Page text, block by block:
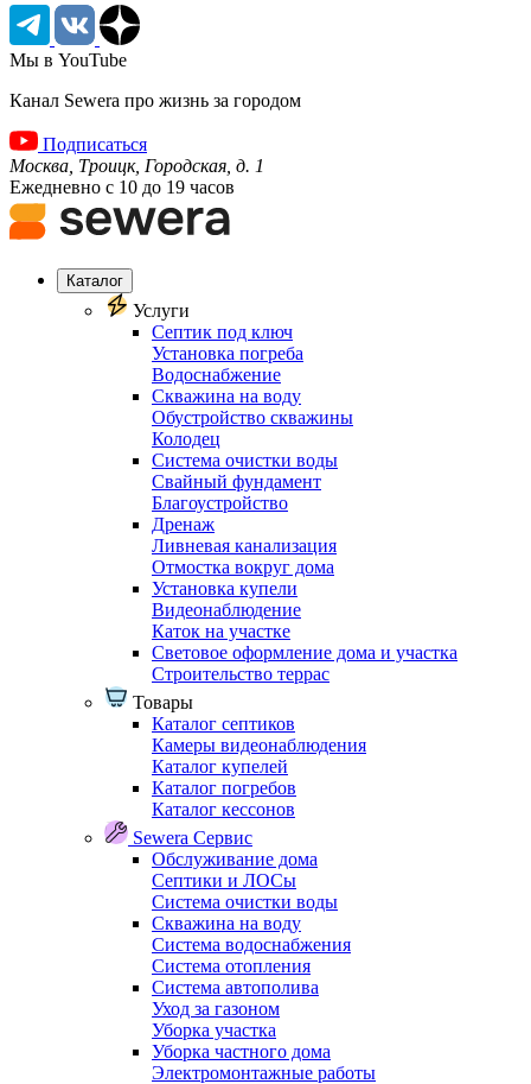
Мы в YouTube
Канал Sewera про жизнь за городом
Подписаться
Москва, Троицк, Городская, д. 1
Ежедневно с 10 до 19 часов
Каталог
Услуги
Септик под ключ
Установка погреба
Водоснабжение
Скважина на воду
Обустройство скважины
Колодец
Система очистки воды
Свайный фундамент
Благоустройство
Дренаж
Ливневая канализация
Отмостка вокруг дома
Установка купели
Видеонаблюдение
Каток на участке
Световое оформление дома и участка
Строительство террас
Товары
Каталог септиков
Камеры видеонаблюдения
Каталог купелей
Каталог погребов
Каталог кессонов
Sewera Сервис
Обслуживание дома
Септики и ЛОСы
Система очистки воды
Скважина на воду
Система водоснабжения
Система отопления
Система автополива
Уход за газоном
Уборка участка
Уборка частного дома
Электромонтажные работы